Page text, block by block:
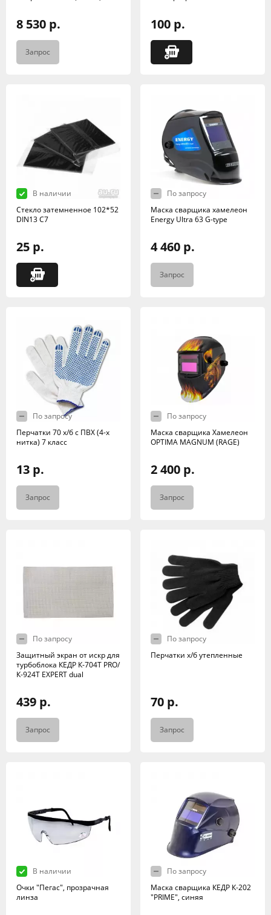
8 530 р.
Запрос
100 р.
В наличии
Стекло затемненное 102*52
DIN13 C7
25 р.
По запросу
Маска сварщика хамелеон
Energy Ultra 63 G-type
4 460 р.
Запрос
По запросу
Перчатки 70 х/б с ПВХ (4-х
нитка) 7 класс
13 р.
Запрос
По запросу
Маска сварщика Хамелеон
OPTIMA MAGNUM (RAGE)
2 400 р.
Запрос
По запросу
Защитный экран от искр для
турбоблока КЕДР К-704Т PRO/
К-924T EXPERT dual
439 р.
Запрос
По запросу
Перчатки х/б утепленные
70 р.
Запрос
В наличии
Очки "Пегас", прозрачная
линза
По запросу
Маска сварщика КЕДР К-202
"PRIME", синяя